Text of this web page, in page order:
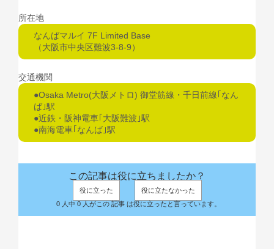
所在地
なんばマルイ 7F Limited Base
（大阪市中央区難波3-8-9）
交通機関
●Osaka Metro(大阪メトロ) 御堂筋線・千日前線｢なん
ば｣駅
●近鉄・阪神電車｢大阪難波｣駅
●南海電車｢なんば｣駅
この記事は役に立ちましたか？
役に立った
役に立たなかった
0 人中 0 人がこの 記事 は役に立ったと言っています。